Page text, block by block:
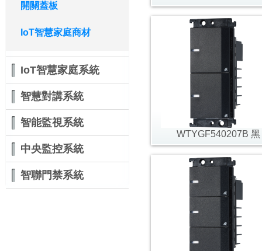
開關蓋板
IoT智慧家庭商材
IoT智慧家庭系統
智慧對講系統
智能監視系統
中央監控系統
智聯門禁系統
WTYGF540207B 黑